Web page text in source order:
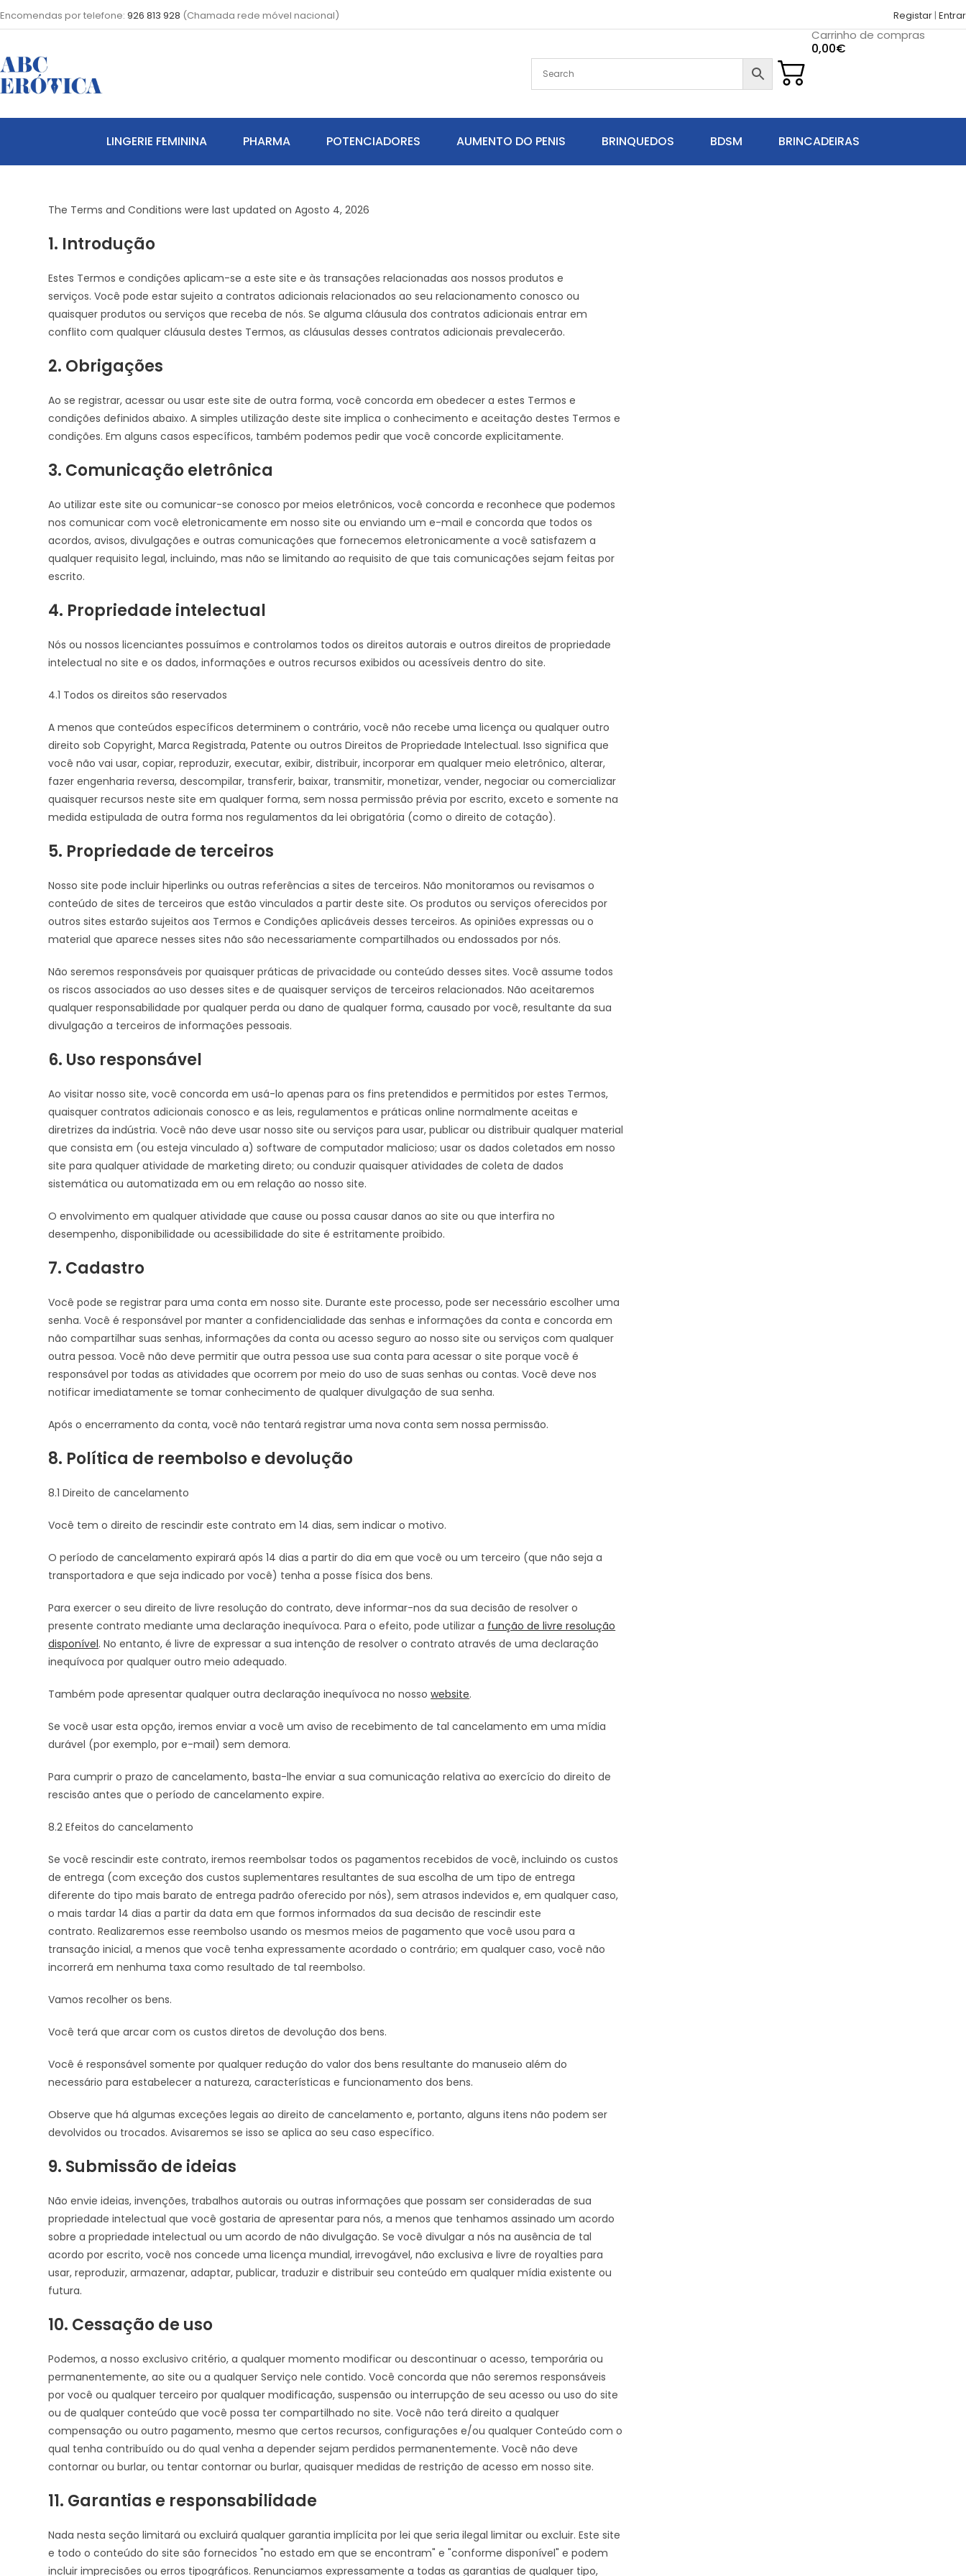
Encomendas por telefone: 926 813 928 (Chamada rede móvel nacional) Registar| Entrar
Carrinho de compras
0,00€
LINGERIE FEMININA PHARMA POTENCIADORES AUMENTO DO PENIS BRINQUEDOS BDSM BRINCADEIRAS
The Terms and Conditions were last updated on Agosto 4, 2026
1. Introdução
Estes Termos e condições aplicam-se a este site e às transações relacionadas aos nossos produtos e
serviços. Você pode estar sujeito a contratos adicionais relacionados ao seu relacionamento conosco ou
quaisquer produtos ou serviços que receba de nós. Se alguma cláusula dos contratos adicionais entrar em
conflito com qualquer cláusula destes Termos, as cláusulas desses contratos adicionais prevalecerão.
2. Obrigações
Ao se registrar, acessar ou usar este site de outra forma, você concorda em obedecer a estes Termos e
condições definidos abaixo. A simples utilização deste site implica o conhecimento e aceitação destes Termos e
condições. Em alguns casos específicos, também podemos pedir que você concorde explicitamente.
3. Comunicação eletrônica
Ao utilizar este site ou comunicar-se conosco por meios eletrônicos, você concorda e reconhece que podemos
nos comunicar com você eletronicamente em nosso site ou enviando um e-mail e concorda que todos os
acordos, avisos, divulgações e outras comunicações que fornecemos eletronicamente a você satisfazem a
qualquer requisito legal, incluindo, mas não se limitando ao requisito de que tais comunicações sejam feitas por
escrito.
4. Propriedade intelectual
Nós ou nossos licenciantes possuímos e controlamos todos os direitos autorais e outros direitos de propriedade
intelectual no site e os dados, informações e outros recursos exibidos ou acessíveis dentro do site.
4.1 Todos os direitos são reservados
A menos que conteúdos específicos determinem o contrário, você não recebe uma licença ou qualquer outro
direito sob Copyright, Marca Registrada, Patente ou outros Direitos de Propriedade Intelectual. Isso significa que
você não vai usar, copiar, reproduzir, executar, exibir, distribuir, incorporar em qualquer meio eletrônico, alterar,
fazer engenharia reversa, descompilar, transferir, baixar, transmitir, monetizar, vender, negociar ou comercializar
quaisquer recursos neste site em qualquer forma, sem nossa permissão prévia por escrito, exceto e somente na
medida estipulada de outra forma nos regulamentos da lei obrigatória (como o direito de cotação).
5. Propriedade de terceiros
Nosso site pode incluir hiperlinks ou outras referências a sites de terceiros. Não monitoramos ou revisamos o
conteúdo de sites de terceiros que estão vinculados a partir deste site. Os produtos ou serviços oferecidos por
outros sites estarão sujeitos aos Termos e Condições aplicáveis desses terceiros. As opiniões expressas ou o
material que aparece nesses sites não são necessariamente compartilhados ou endossados por nós.
Não seremos responsáveis por quaisquer práticas de privacidade ou conteúdo desses sites. Você assume todos
os riscos associados ao uso desses sites e de quaisquer serviços de terceiros relacionados. Não aceitaremos
qualquer responsabilidade por qualquer perda ou dano de qualquer forma, causado por você, resultante da sua
divulgação a terceiros de informações pessoais.
6. Uso responsável
Ao visitar nosso site, você concorda em usá-lo apenas para os fins pretendidos e permitidos por estes Termos,
quaisquer contratos adicionais conosco e as leis, regulamentos e práticas online normalmente aceitas e
diretrizes da indústria. Você não deve usar nosso site ou serviços para usar, publicar ou distribuir qualquer material
que consista em (ou esteja vinculado a) software de computador malicioso; usar os dados coletados em nosso
site para qualquer atividade de marketing direto; ou conduzir quaisquer atividades de coleta de dados
sistemática ou automatizada em ou em relação ao nosso site.
O envolvimento em qualquer atividade que cause ou possa causar danos ao site ou que interfira no
desempenho, disponibilidade ou acessibilidade do site é estritamente proibido.
7. Cadastro
Você pode se registrar para uma conta em nosso site. Durante este processo, pode ser necessário escolher uma
senha. Você é responsável por manter a confidencialidade das senhas e informações da conta e concorda em
não compartilhar suas senhas, informações da conta ou acesso seguro ao nosso site ou serviços com qualquer
outra pessoa. Você não deve permitir que outra pessoa use sua conta para acessar o site porque você é
responsável por todas as atividades que ocorrem por meio do uso de suas senhas ou contas. Você deve nos
notificar imediatamente se tomar conhecimento de qualquer divulgação de sua senha.
Após o encerramento da conta, você não tentará registrar uma nova conta sem nossa permissão.
8. Política de reembolso e devolução
8.1 Direito de cancelamento
Você tem o direito de rescindir este contrato em 14 dias, sem indicar o motivo.
O período de cancelamento expirará após 14 dias a partir do dia em que você ou um terceiro (que não seja a
transportadora e que seja indicado por você) tenha a posse física dos bens.
Para exercer o seu direito de livre resolução do contrato, deve informar-nos da sua decisão de resolver o
presente contrato mediante uma declaração inequívoca. Para o efeito, pode utilizar a função de livre resolução
disponível. No entanto, é livre de expressar a sua intenção de resolver o contrato através de uma declaração
inequívoca por qualquer outro meio adequado.
Também pode apresentar qualquer outra declaração inequívoca no nossowebsite.
Se você usar esta opção, iremos enviar a você um aviso de recebimento de tal cancelamento em uma mídia
durável (por exemplo, por e-mail) sem demora.
Para cumprir o prazo de cancelamento, basta-lhe enviar a sua comunicação relativa ao exercício do direito de
rescisão antes que o período de cancelamento expire.
8.2 Efeitos do cancelamento
Se você rescindir este contrato, iremos reembolsar todos os pagamentos recebidos de você, incluindo os custos
de entrega (com exceção dos custos suplementares resultantes de sua escolha de um tipo de entrega
diferente do tipo mais barato de entrega padrão oferecido por nós), sem atrasos indevidos e, em qualquer caso,
o mais tardar 14 dias a partir da data em que formos informados da sua decisão de rescindir este
contrato. Realizaremos esse reembolso usando os mesmos meios de pagamento que você usou para a
transação inicial, a menos que você tenha expressamente acordado o contrário; em qualquer caso, você não
incorrerá em nenhuma taxa como resultado de tal reembolso.
Vamos recolher os bens.
Você terá que arcar com os custos diretos de devolução dos bens.
Você é responsável somente por qualquer redução do valor dos bens resultante do manuseio além do
necessário para estabelecer a natureza, características e funcionamento dos bens.
Observe que há algumas exceções legais ao direito de cancelamento e, portanto, alguns itens não podem ser
devolvidos ou trocados. Avisaremos se isso se aplica ao seu caso específico.
9. Submissão de ideias
Não envie ideias, invenções, trabalhos autorais ou outras informações que possam ser consideradas de sua
propriedade intelectual que você gostaria de apresentar para nós, a menos que tenhamos assinado um acordo
sobre a propriedade intelectual ou um acordo de não divulgação. Se você divulgar a nós na ausência de tal
acordo por escrito, você nos concede uma licença mundial, irrevogável, não exclusiva e livre de royalties para
usar, reproduzir, armazenar, adaptar, publicar, traduzir e distribuir seu conteúdo em qualquer mídia existente ou
futura.
10. Cessação de uso
Podemos, a nosso exclusivo critério, a qualquer momento modificar ou descontinuar o acesso, temporária ou
permanentemente, ao site ou a qualquer Serviço nele contido. Você concorda que não seremos responsáveis
por você ou qualquer terceiro por qualquer modificação, suspensão ou interrupção de seu acesso ou uso do site
ou de qualquer conteúdo que você possa ter compartilhado no site. Você não terá direito a qualquer
compensação ou outro pagamento, mesmo que certos recursos, configurações e/ou qualquer Conteúdo com o
qual tenha contribuído ou do qual venha a depender sejam perdidos permanentemente. Você não deve
contornar ou burlar, ou tentar contornar ou burlar, quaisquer medidas de restrição de acesso em nosso site.
11. Garantias e responsabilidade
Nada nesta seção limitará ou excluirá qualquer garantia implícita por lei que seria ilegal limitar ou excluir. Este site
e todo o conteúdo do site são fornecidos "no estado em que se encontram" e "conforme disponível" e podem
incluir imprecisões ou erros tipográficos. Renunciamos expressamente a todas as garantias de qualquer tipo,